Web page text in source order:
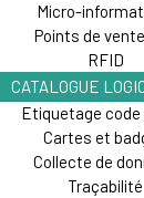
Micro-
Points de vente
RFID
CATALOGUE
Etiquetage code
Cartes et
Collecte de
Traçabilité